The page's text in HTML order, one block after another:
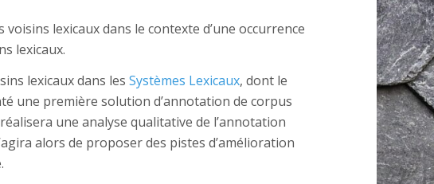
lexicaux dans le contexte d’une occurrence
lexicaux.
lexicaux dans les Systèmes Lexicaux, dont le
une première solution d’annotation de corpus
une analyse qualitative de l’annotation
alors de proposer des pistes d’amélioration